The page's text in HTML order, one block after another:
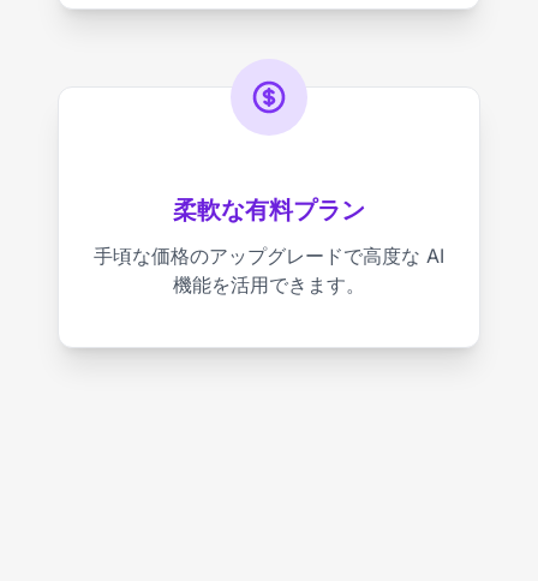
柔軟な有料プラン
手頃な価格のアップグレードで高度な AI
機能を活用できます。